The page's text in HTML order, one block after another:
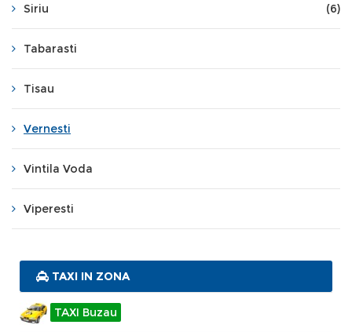
Siriu (6)
Tabarasti
Tisau
Vernesti
Vintila Voda
Viperesti
TAXI IN ZONA
TAXI Buzau